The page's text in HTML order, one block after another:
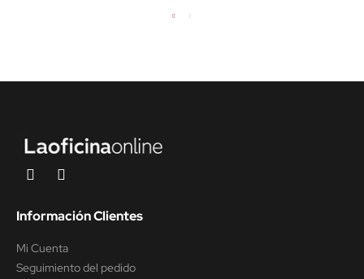
Información Clientes
Mi Cuenta
Seguimiento del pedido